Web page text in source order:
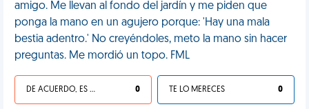
amigo. Me llevan al fondo del jardín y me piden que
ponga la mano en un agujero porque: 'Hay una mala
bestia adentro.' No creyéndoles, meto la mano sin hacer
preguntas. Me mordió un topo. FML
DE ACUERDO, ES UNA VIDA HP 0 TE LO MERECES 0